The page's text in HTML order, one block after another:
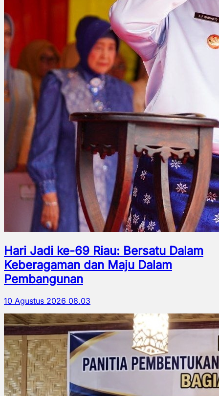
Hari Jadi ke-69 Riau: Bersatu Dalam
Keberagaman dan Maju Dalam
Pembangunan
10 Agustus 2026 08.03